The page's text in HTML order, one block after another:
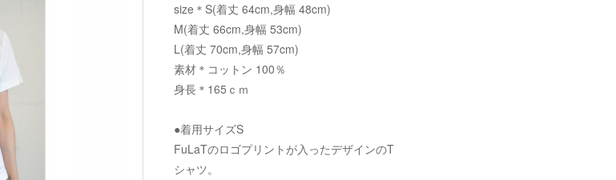
size＊S(着丈 64cm,身幅 48cm)
M(着丈 66cm,身幅 53cm)
L(着丈 70cm,身幅 57cm)
素材＊コットン 100％
身長＊165ｃｍ
●着用サイズS
FuLaTのロゴプリントが入ったデザインのT
シャツ。